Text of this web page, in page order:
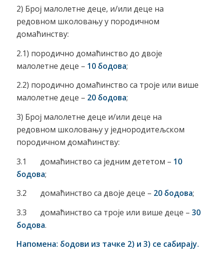
2) Број малолетне деце, и/или деце на
редовном школовању у породичном
домаћинству:
2.1) породично домаћинство до двоје
малолетне деце – 10 бодова;
2.2) породично домаћинство са троје или више
малолетне деце – 20 бодова;
3) Број малолетне деце и/или деце на
редовном школовању у једнородитељском
породичном домаћинству:
3.1 домаћинство са једним дететом – 10
бодова;
3.2 домаћинство са двоје деце – 20 бодова;
3.3 домаћинство са троје или више деце – 30
бодова.
Напомена: бодови из тачке 2) и 3) се сабирају.